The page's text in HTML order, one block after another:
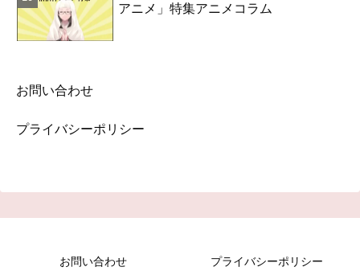
アニメ」特集アニメコラム
お問い合わせ
プライバシーポリシー
お問い合わせ プライバシーポリシー